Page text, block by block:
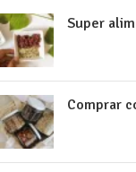
Super
Comprar